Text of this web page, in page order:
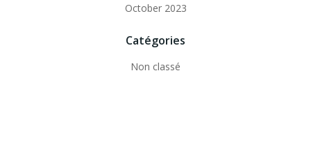
October 2023
Catégories
Non classé